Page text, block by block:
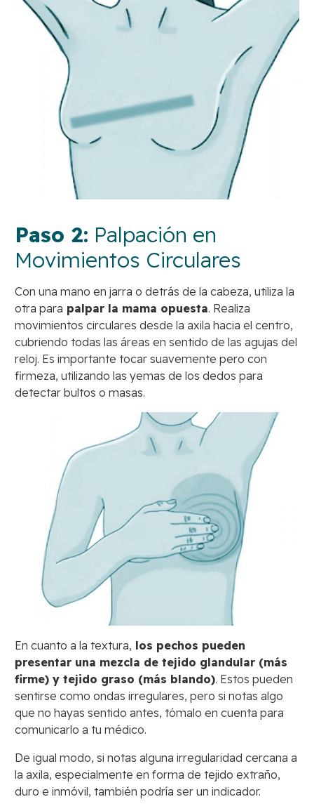
Paso 2: Palpación en
Movimientos Circulares
Con una mano en jarra o detrás de la cabeza, utiliza la
otra para palpar la mama opuesta. Realiza
movimientos circulares desde la axila hacia el centro,
cubriendo todas las áreas en sentido de las agujas del
reloj. Es importante tocar suavemente pero con
firmeza, utilizando las yemas de los dedos para
detectar bultos o masas.
En cuanto a la textura, los pechos pueden
presentar una mezcla de tejido glandular (más
firme) y tejido graso (más blando). Estos pueden
sentirse como ondas irregulares, pero si notas algo
que no hayas sentido antes, tómalo en cuenta para
comunicarlo a tu médico.
De igual modo, si notas alguna irregularidad cercana a
la axila, especialmente en forma de tejido extraño,
duro e inmóvil, también podría ser un indicador.